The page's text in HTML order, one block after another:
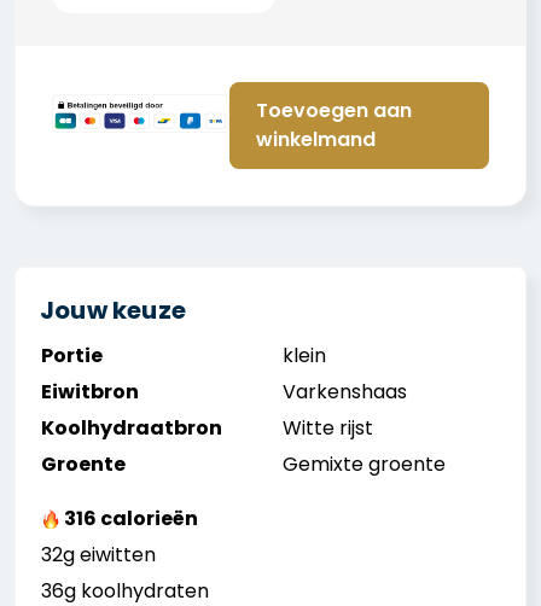
Toevoegen aan
winkelmand
Jouw keuze
Portie
klein
Eiwitbron
Varkenshaas
Koolhydraatbron
Witte rijst
Groente
Gemixte groente
316 calorieën
32g eiwitten
36g koolhydraten